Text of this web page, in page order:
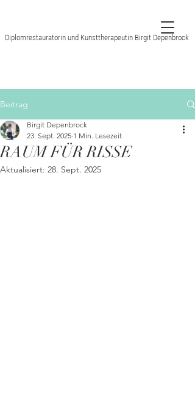
Diplomrestauratorin und Kunsttherapeutin Birgit Depenbrock
Beitrag
RAUM FÜR RISSE
Birgit Depenbrock
23. Sept. 2025 1 Min. Lesezeit
Aktualisiert: 28. Sept. 2025